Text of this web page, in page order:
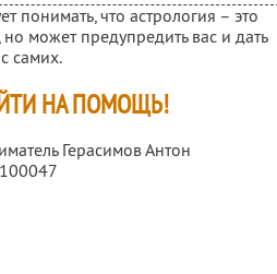
понимать, что астрология – это
может предупредить вас и дать
самих.
НА ПОМОЩЬ!
Герасимов Антон